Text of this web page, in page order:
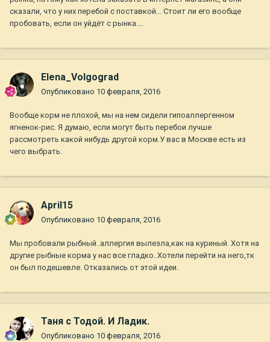
сказали, что у них перебой с поставкой... Стоит ли его вообще
пробовать, если он уйдёт с рынка....
Elena_Volgograd
Опубликовано 10 февраля, 2016
Вообще корм не плохой, мы на нем сидели гипоаллергенном
ягненок-рис. Я думаю, если могут быть перебои лучше
рассмотреть какой нибудь другой корм.У вас в Москве есть из
чего выбрать.
April15
Опубликовано 10 февраля, 2016
Мы пробовали рыбный..аллергия вылезла,как на куриный. Хотя на
другие рыбные корма у нас все гладко..Хотели перейти на него,тк
он был подешевле. Отказались от этой идеи.
Таня с Тодой. И Ладик.
Опубликовано 10 февраля, 2016